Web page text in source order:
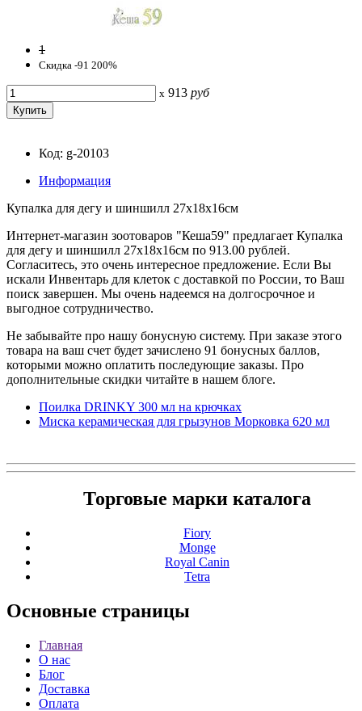
1
Скидка -91 200%
x 913 руб
Код: g-20103
Информация
Купалка для дегу и шиншилл 27x18x16см
Интернет-магазин зоотоваров "Кеша59" предлагает Купалка
для дегу и шиншилл 27x18x16см по 913.00 рублей.
Согласитесь, это очень интересное предложение. Если Вы
искали Инвентарь для клеток с доставкой по России, то Ваш
поиск завершен. Мы очень надеемся на долгосрочное и
выгодное сотрудничество.
Не забывайте про нашу бонусную систему. При заказе этого
товара на ваш счет будет зачислено 91 бонусных баллов,
которыми можно оплатить последующие заказы. Про
дополнительные скидки читайте в нашем блоге.
Поилка DRINKY 300 мл на крючках
Миска керамическая для грызунов Морковка 620 мл
Торговые марки каталога
Fiory
Monge
Royal Canin
Tetra
Основные страницы
Главная
О нас
Блог
Доставка
Оплата